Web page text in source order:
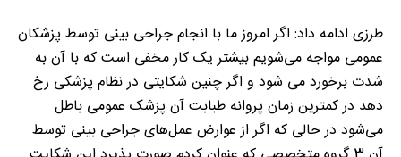
طرزی ادامه داد: اگر امروز ما با انجام جراحی بینی توسط پزشکان
عمومی مواجه می‌شویم بیشتر یک کار مخفی است که با آن به
شدت برخورد می شود و اگر چنین شکایتی در نظام پزشکی رخ
دهد در کمترین زمان پروانه طبابت آن پزشک عمومی باطل
می‌شود در حالی که اگر از عوارض عمل‌های جراحی بینی توسط